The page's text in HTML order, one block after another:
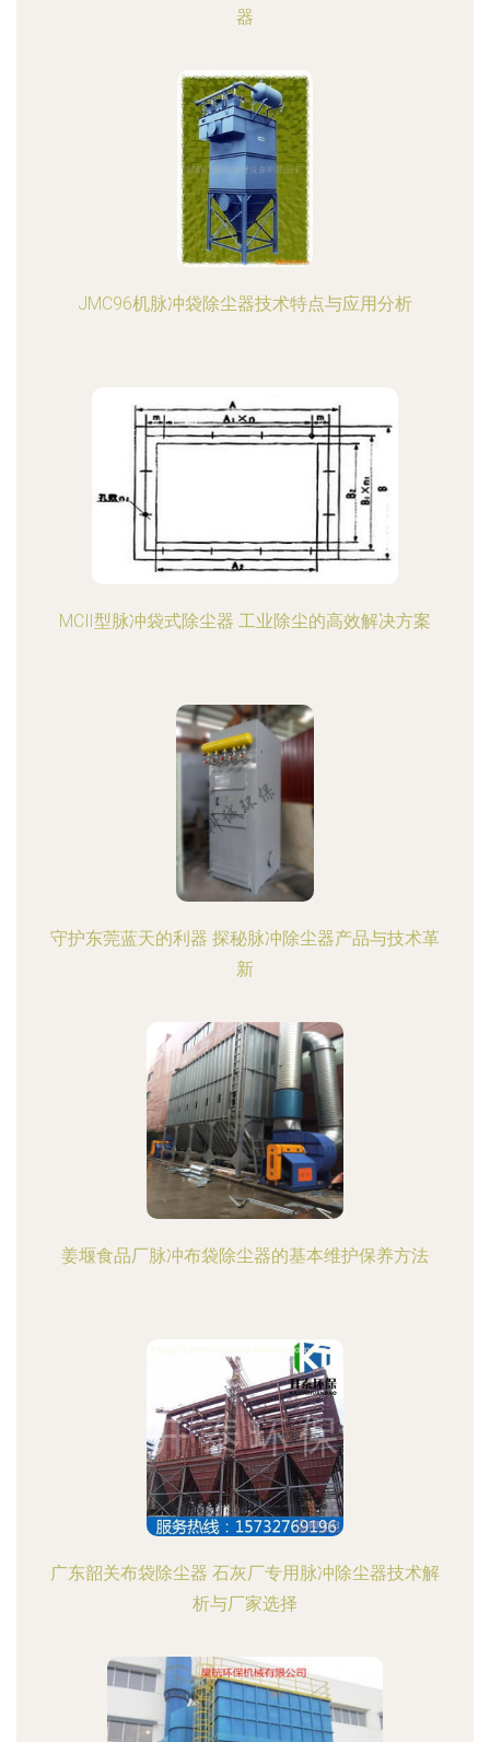
器
JMC96机脉冲袋除尘器技术特点与应用分析
MCⅡ型脉冲袋式除尘器 工业除尘的高效解决方案
守护东莞蓝天的利器 探秘脉冲除尘器产品与技术革
新
姜堰食品厂脉冲布袋除尘器的基本维护保养方法
广东韶关布袋除尘器 石灰厂专用脉冲除尘器技术解
析与厂家选择